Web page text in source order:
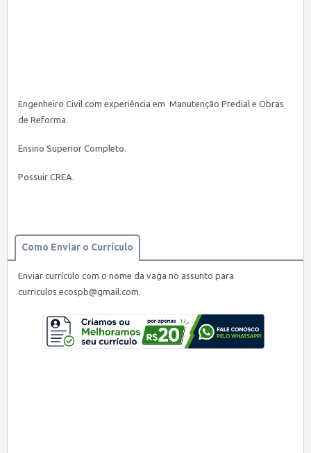
Engenheiro Civil com experiência em Manutenção Predial e Obras
de Reforma.
Ensino Superior Completo.
Possuir CREA.
Como Enviar o Currículo
Enviar currículo com o nome da vaga no assunto para
curriculos.ecospb@gmail.com.